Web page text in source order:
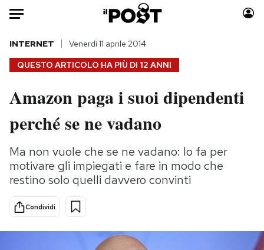
Auto
HOME
Italia
Mondo
Politica
Tecnologia
Internet
Scienza
Cultura
Economia
Moda
Consumismi
Storie/Idee
Ok Boomer!
Media
QUESTO ARTICOLO HA PIÙ DI 12 ANNI
INTERNET Venerdì 11 aprile 2014
Amazon paga i suoi dipendenti
perché se ne vadano
Ma non vuole che se ne vadano: lo fa per
motivare gli impiegati e fare in modo che
restino solo quelli davvero convinti
Condividi